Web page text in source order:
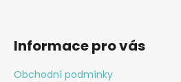
Informace pro vás
Obchodní podmínky